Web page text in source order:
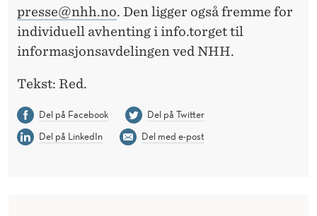
presse@nhh.no. Den ligger også fremme for
individuell avhenting i info.torget til
informasjonsavdelingen ved NHH.
Tekst: Red.
Del på Facebook
Del på Twitter
Del på LinkedIn
Del med e-post